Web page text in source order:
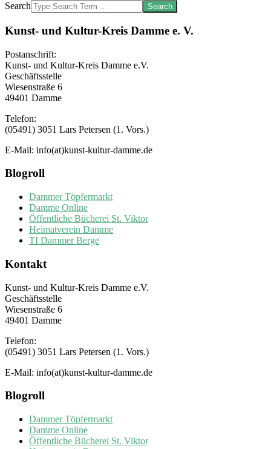
Search
Kunst- und Kultur-Kreis Damme e. V.
Postanschrift:
Kunst- und Kultur-Kreis Damme e.V.
Geschäftsstelle
Wiesenstraße 6
49401 Damme
Telefon:
(05491) 3051 Lars Petersen (1. Vors.)
E-Mail: info(at)kunst-kultur-damme.de
Blogroll
Dammer Töpfermarkt
Damme Online
Öffentliche Bücherei St. Viktor
Heimatverein Damme
TI Dammer Berge
Kontakt
Kunst- und Kultur-Kreis Damme e.V.
Geschäftsstelle
Wiesenstraße 6
49401 Damme
Telefon:
(05491) 3051 Lars Petersen (1. Vors.)
E-Mail: info(at)kunst-kultur-damme.de
Blogroll
Dammer Töpfermarkt
Damme Online
Öffentliche Bücherei St. Viktor